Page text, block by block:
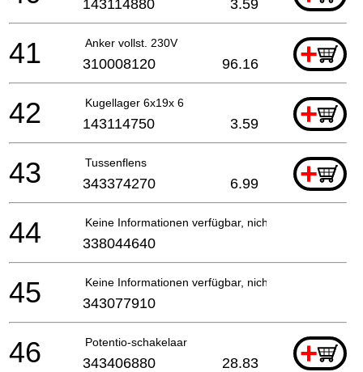
143114880 3.59
Anker vollst. 230V +
41 310008120 96.16
Kugellager 6x19x 6 +
42 143114750 3.59
Tussenflens +
43 343374270 6.99
Keine Informationen verfügbar, nicht bestellbar
44 338044640
Keine Informationen verfügbar, nicht bestellbar
45 343077910
Potentio-schakelaar +
46 343406880 28.83